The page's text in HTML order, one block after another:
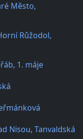
Město,
Růžodol,
1. máje
Nisou, Tanvaldská